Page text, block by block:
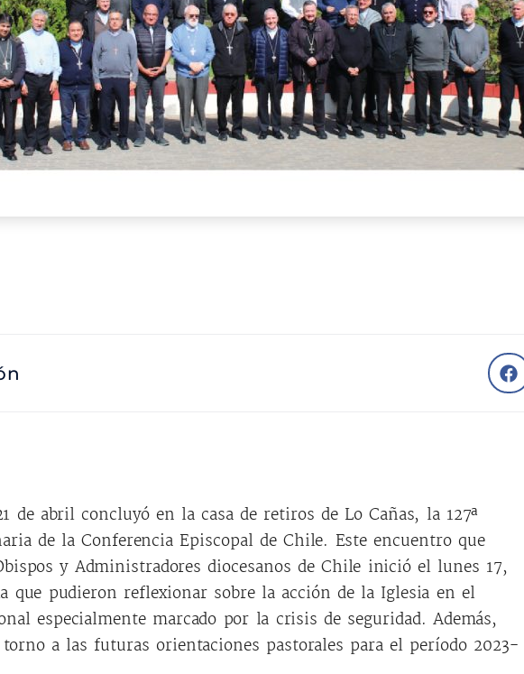
de abril concluyó en la casa de retiros de Lo Cañas, la 127ª
de la Conferencia Episcopal de Chile. Este encuentro que
y Administradores diocesanos de Chile inició el lunes 17,
que pudieron reflexionar sobre la acción de la Iglesia en el
especialmente marcado por la crisis de seguridad. Además,
a las futuras orientaciones pastorales para el período 2023-